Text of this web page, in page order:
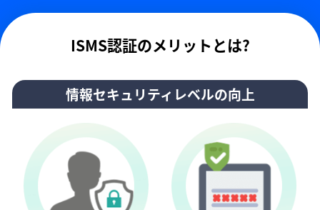
ISMS認証のメリットとは?
情報セキュリティレベルの向上